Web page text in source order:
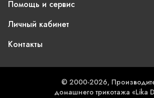
Помощь и сервис
Личный кабинет
Контакты
© 2000-2026,
домашнего трикотажа «Lika